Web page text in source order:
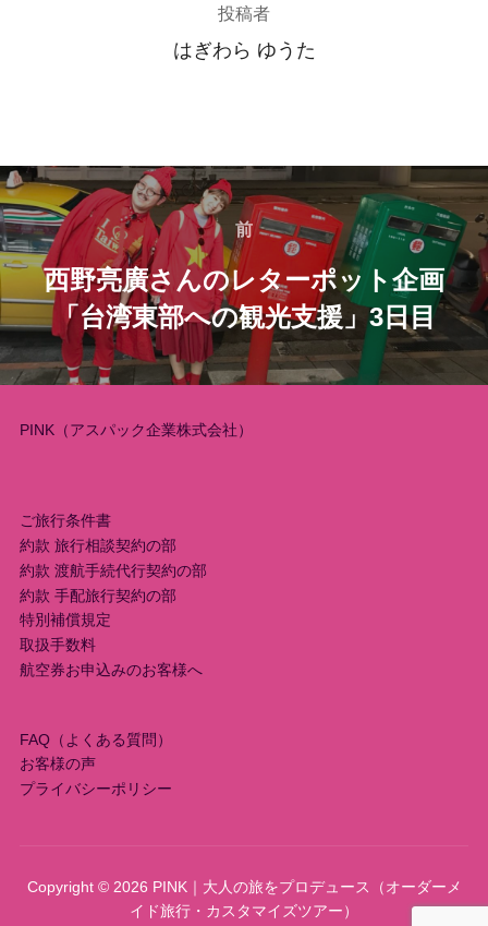
投稿者
はぎわら ゆうた
投
稿
ナ
ビ
ゲ
ー
ョ
ン
前
前
西野亮廣さんのレターポット企画
「台湾東部への観光支援」3日目
PINK（アスパック企業株式会社）
ご旅行条件書
約款 旅行相談契約の部
約款 渡航手続代行契約の部
約款 手配旅行契約の部
特別補償規定
取扱手数料
航空券お申込みのお客様へ
FAQ（よくある質問）
お客様の声
プライバシーポリシー
Copyright © 2026 PINK｜大人の旅をプロデュース（オーダーメ
イド旅行・カスタマイズツアー）